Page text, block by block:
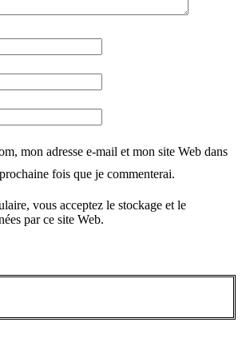
mon adresse e-mail et mon site Web dans
fois que je commenterai.
vous acceptez le stockage et le
par ce site Web.